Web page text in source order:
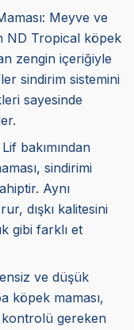
Meyve ve
ND Tropical köpek
zengin içeriğiyle
sindirim sistemini
sayesinde
Lif bakımından
sindirimi
Aynı
dışkı kalitesini
gibi farklı et
ve düşük
köpek maması,
gereken